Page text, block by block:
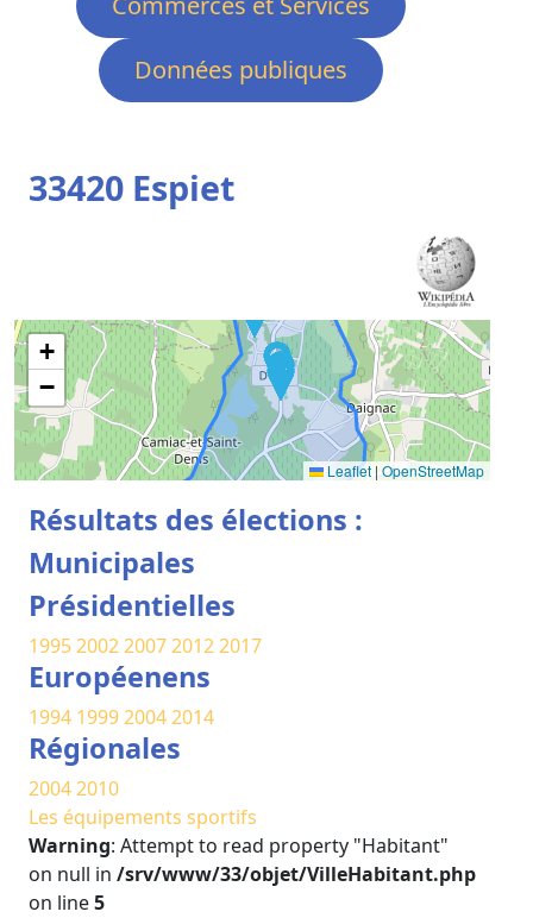
Données publiques
33420 Espiet
+
−
Leaflet | OpenStreetMap
Résultats des élections :
Municipales
Présidentielles
19952002200720122017
Européenens
1994 199920042014
Régionales
20042010
Les équipements sportifs
Warning: Attempt to read property "Habitant"
on null in /srv/www/33/objet/VilleHabitant.php
on line5